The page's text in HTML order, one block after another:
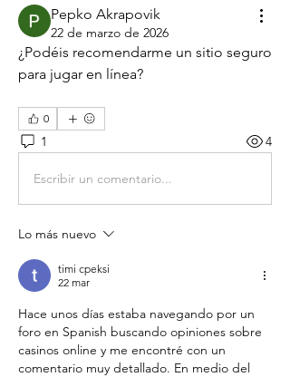
Pepko Akrapovik
22 de marzo de 2026
¿Podéis recomendarme un sitio seguro
para jugar en línea?
0
1 4
Escribir un comentario...
Lo más nuevo
timi cpeksi
22 mar
Hace unos días estaba navegando por un
foro en Spanish buscando opiniones sobre
casinos online y me encontré con un
comentario muy detallado. En medio del